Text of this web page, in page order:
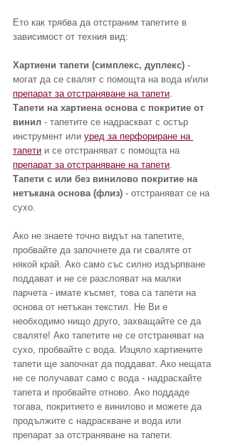
Ето как трябва да отстраним тапетите в
зависимост от техния вид:
Хартиени тапети (симплекс, дуплекс) -
могат да се свалят с помощта на вода и/или
препарат за отстраняване на тапети
Тапети на хартиена основа с покритие от
винил - тапетите се надраскват с остър
инструмент или уред за перфориране на
тапети и се отстраняват с помощта на
препарат за отстраняване на тапети
Тапети с или без винилово покритие на
нетъкана основа (флиз) - отстраняват се на
сухо.
Ако не знаете точно видът на тапетите,
пробвайте да започнете да ги сваляте от
някой край. Ако само със силно издърпване
поддават и не се разслояват на малки
парчета - имате късмет, това са тапети на
основа от нетъкан текстил. Не Ви е
необходимо нищо друго, захващайте се да
сваляте! Ако тапетите не се отстраняват на
сухо, пробвайте с вода. Изцяло хартиените
тапети ще започнат да поддават. Ако нещата
не се получават само с вода - надраскайте
тапета и пробвайте отново. Ако поддаде
тогава, покритието е винилово и можете да
продължите с надраскване и вода или
препарат за отстраняване на тапети.